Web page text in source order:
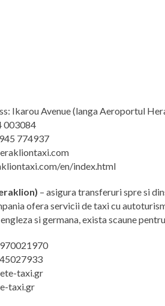
Ikarou Avenue (langa Aeroportul
003084
774937
en/index.html
– asigura transferuri spre si
ofera servicii de taxi cu
si germana, exista scaune
taxi.gr
taxi.gr